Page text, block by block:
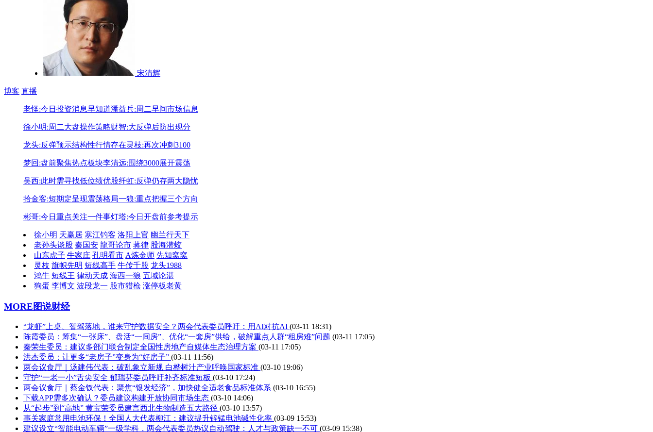
宋清辉
博客 直播
老怪:今日投资消息早知道潘益兵:周二早间市场信息
徐小明:周二大盘操作策略财智:大反弹后防出现分
龙头:反弹预示结构性行情存在灵枝:再次冲刺3100
梦回:盘前聚焦热点板块李清远:围绕3000展开震荡
吴西:此时需寻找低位绩优股纤虹:反弹仍存两大隐忧
拾金客:短期定呈现震荡格局一狼:重点把握三个方向
彬哥:今日重点关注一件事灯塔:今日开盘前参考提示
徐小明 天赢居 寒江钓客 洛阳上官 幽兰行天下
老孙头谈股 秦国安 龍哥论市 蒋律 股海潜蛟
山东虎子 牛家庄 孔明看市 A炼金师 先知窝窝
灵枝 旗帜先明 短线高手 牛传千股 龙头1988
鸿牛 短线王 律动天成 海西一狼 五域论湛
狗蛋 李博文 波段龙一 股市猎枪 涨停板老黄
MORE图说财经
“龙虾”上桌、智驾落地，谁来守护数据安全？两会代表委员呼吁：用AI对抗AI (03-11 18:31)
陈霞委员：筹集“一张床”、盘活“一间房”、优化“一套房”供给，破解重点人群“租房难”问题 (03-11 17:05)
秦荣生委员：建议多部门联合制定全国性房地产自媒体生态治理方案 (03-11 17:05)
洪杰委员：让更多“老房子”变身为“好房子” (03-11 11:56)
两会议食厅｜汤建伟代表：破乱象立新规 白桦树汁产业呼唤国家标准 (03-10 19:06)
守护“一老一小”舌尖安全 郁瑞芬委员呼吁补齐标准短板 (03-10 17:24)
两会议食厅｜蔡金钗代表：聚焦“银发经济”，加快健全适老食品标准体系 (03-10 16:55)
下载APP需多次确认？委员建议构建开放协同市场生态 (03-10 14:06)
从“起步”到“高地” 黄宝荣委员建言西北生物制造五大路径 (03-10 13:57)
事关家庭常用电池环保！全国人大代表柳江：建议提升锌锰电池碱性化率 (03-09 15:53)
建议设立“智能电动车辆”一级学科，两会代表委员热议自动驾驶：人才与政策缺一不可 (03-09 15:38)